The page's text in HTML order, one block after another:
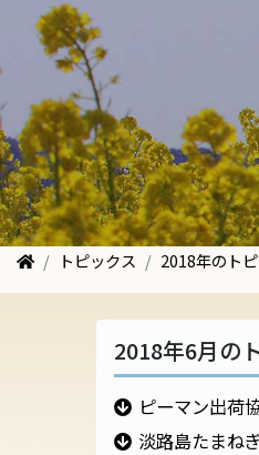
トピックス 2018年のト
2018年6月の
ピーマン出荷
淡路島たまね